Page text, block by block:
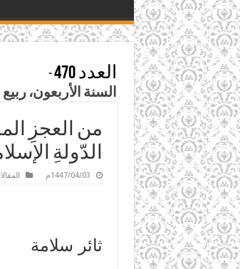
العدد 470
-
السنة الأربعون، ربيع الأول 1447 هـ
من العجزِ
الدّولةِ
1447/04/03م
ثائر سلامة